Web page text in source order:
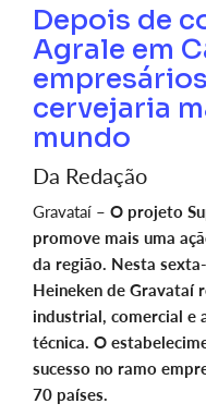
Depois de
Agrale em
cervejaria
mundo
Da Redação
Gravataí – O projeto
promove mais uma
da região. Nesta
Heineken de Gravataí
industrial, comercial e
técnica. O
sucesso no ramo
70 países.